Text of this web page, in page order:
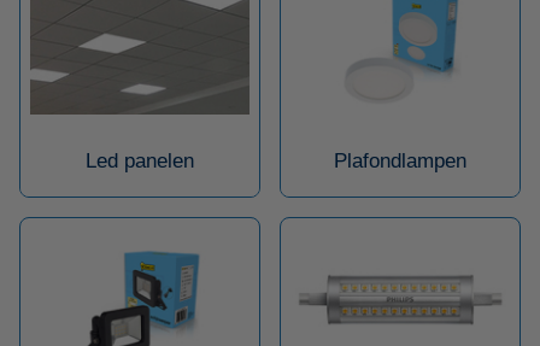
Led panelen Plafondlampen